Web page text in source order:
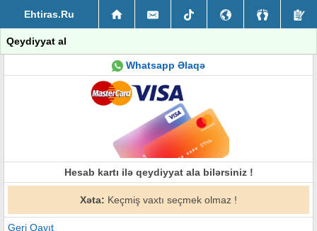
Ehtiras.Ru
Qeydiyyat al
Whatsapp Əlaqə
Hesab kartı ilə qeydiyyat ala bilərsiniz !
Xəta: Keçmiş vaxtı seçmek olmaz !
Geri Qayıt